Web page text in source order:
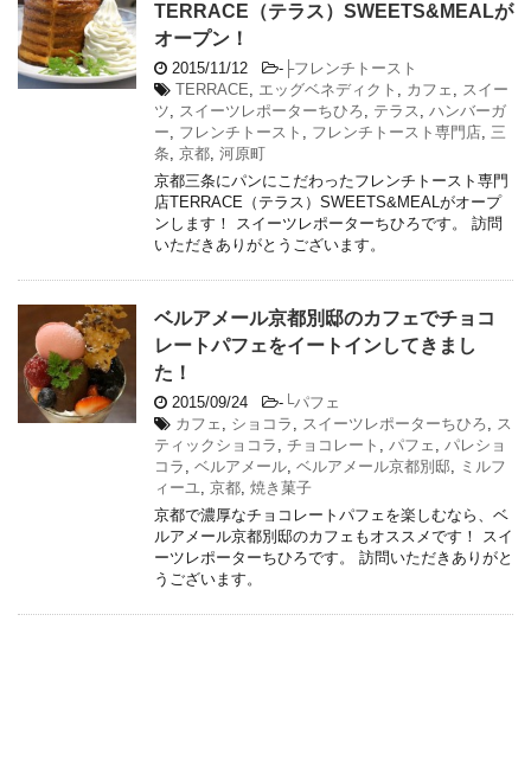
TERRACE（テラス）SWEETS&MEALが
オープン！
2015/11/12 - ├フレンチトースト
TERRACE, エッグベネディクト , カフェ , スイー
ツ, スイーツレポーターちひろ , テラス , ハンバーガ
ー, フレンチトースト , フレンチトースト専門店, 三
条, 京都, 河原町
京都三条にパンにこだわったフレンチトースト専門
店TERRACE（テラス）SWEETS&MEALがオープ
ンします！ スイーツレポーターちひろです。 訪問
いただきありがとうございます。
ベルアメール京都別邸のカフェでチョコ
レートパフェをイートインしてきまし
た！
2015/09/24 - └パフェ
カフェ , ショコラ , スイーツレポーターちひろ , ス
ティックショコラ , チョコレート , パフェ , パレショ
コラ , ベルアメール, ベルアメール京都別邸, ミルフ
ィーユ, 京都, 焼き菓子
京都で濃厚なチョコレートパフェを楽しむなら、ベ
ルアメール京都別邸のカフェもオススメです！ スイ
ーツレポーターちひろです。 訪問いただきありがと
うございます。